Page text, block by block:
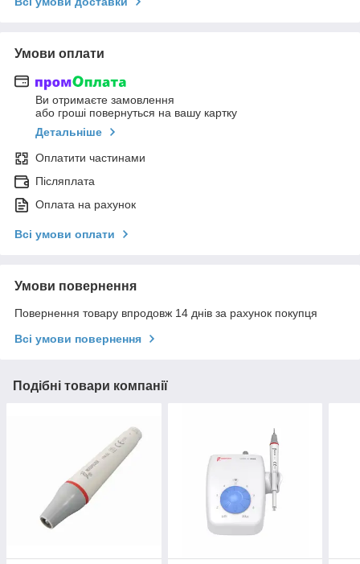
Умови оплати
Ви отримаєте замовлення
або гроші повернуться на вашу картку
Детальніше
Оплатити частинами
Післяплата
Оплата на рахунок
Всі умови оплати
Умови повернення
Повернення товару впродовж 14 днів за рахунок покупця
Всі умови повернення
Подібні товари компанії